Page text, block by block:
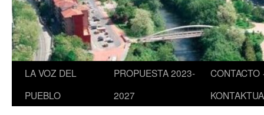
LA VOZ DEL
PUEBLO
PROPUESTA 2023-
2027
CONTACTO ·
KONTAKTUA